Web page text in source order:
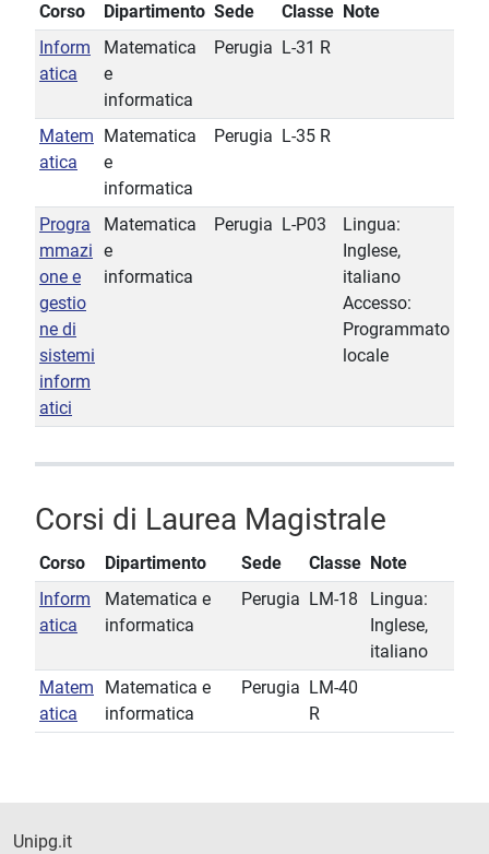
Corso Dipartimento Sede Classe Note
Inform
atica
Matematica
e
informatica
Perugia L-31 R
Matem
atica
Matematica
e
informatica
Perugia L-35 R
Progra
mmazi
one e
gestio
ne di
sistemi
inform
atici
Matematica
e
informatica
Perugia L-P03
Lingua:
Inglese,
italiano
Accesso:
Programmato
locale
Corsi di Laurea Magistrale
Corso Dipartimento Sede Classe Note
Inform
atica
Matematica e
informatica
Perugia LM-18
Lingua:
Inglese,
italiano
Matem
atica
Matematica e
informatica
Perugia LM-40
R
Unipg.it